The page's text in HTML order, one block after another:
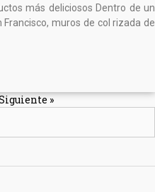
más deliciosos Dentro de un
muros de col rizada de
»